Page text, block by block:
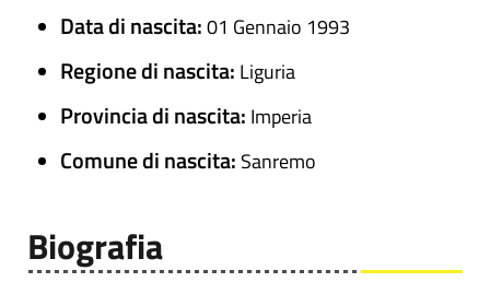
Data di nascita:01 Gennaio 1993
Regione di nascita: Liguria
Provincia di nascita: Imperia
Comune di nascita: Sanremo
Biografia